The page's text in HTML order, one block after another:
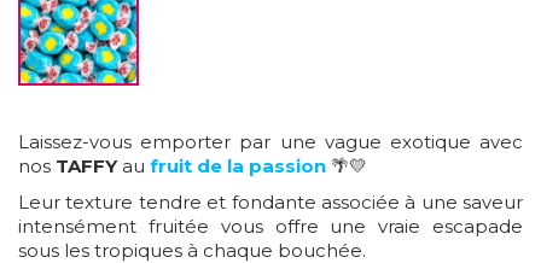
Laissez-vous emporter par une vague exotique avec
nos TAFFYau fruit de la passion 🌴💛
Leur texture tendre et fondante associée à une saveur
intensément fruitée vous offre une vraie escapade
sous les tropiques à chaque bouchée.